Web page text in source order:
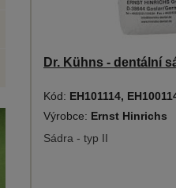
Dr. Kühns - dentální
Kód: EH101114,
Výrobce: Ernst Hinrichs
Sádra - typ II